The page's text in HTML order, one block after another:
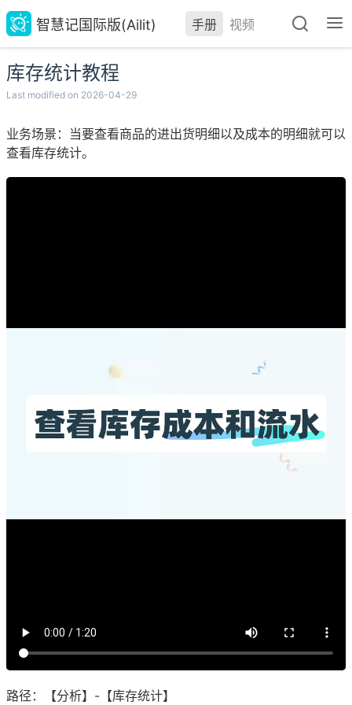
智慧记国际版(Ailit) 手册 视频
库存统计教程
Last modified on 2026-04-29
业务场景：当要查看商品的进出货明细以及成本的明细就可以
查看库存统计。
路径：【分析】-【库存统计】